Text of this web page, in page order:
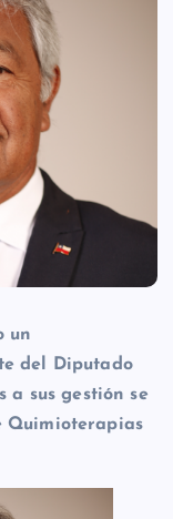
un
del Diputado
a sus gestión se
Quimioterapias